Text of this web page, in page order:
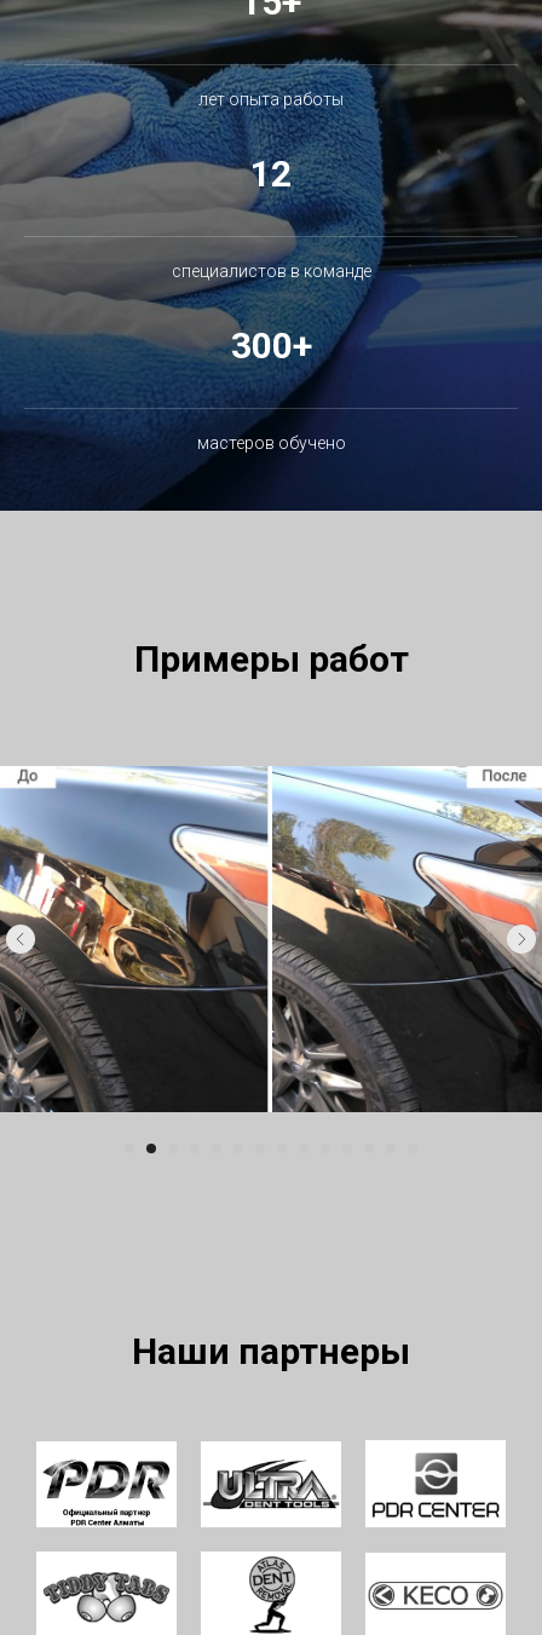
лет опыта работы
12
специалистов в команде
300+
мастеров обучено
Примеры работ
Наши партнеры